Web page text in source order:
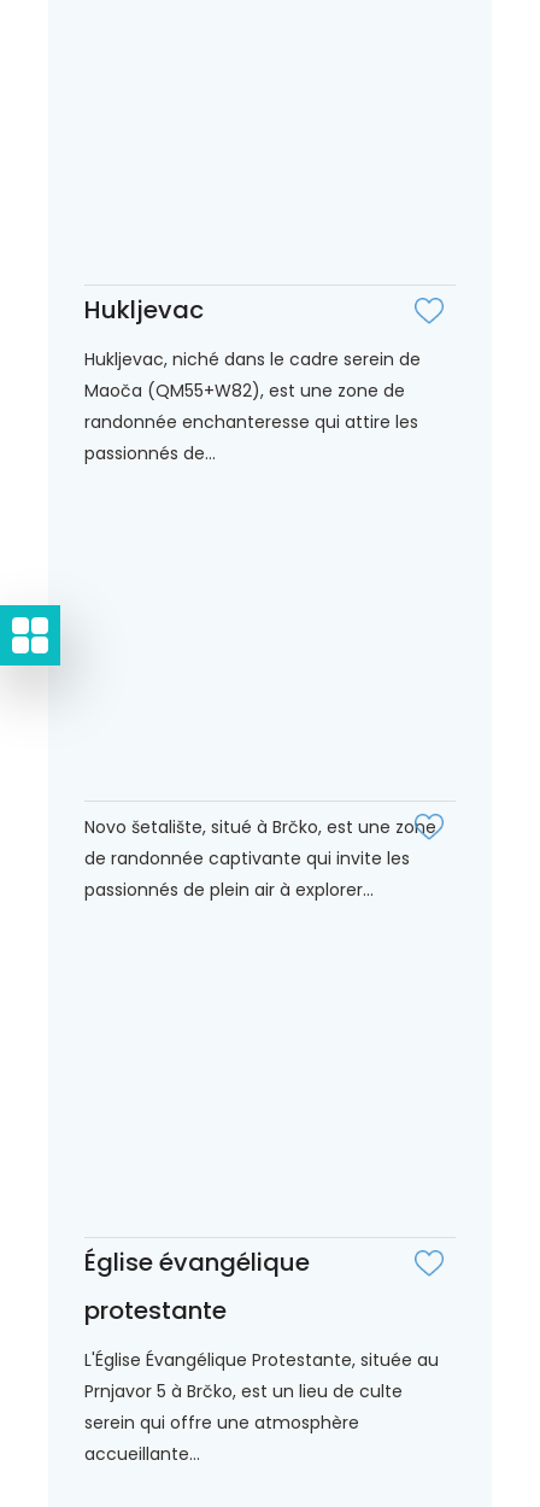
Hukljevac
Hukljevac, niché dans le cadre serein de
Maoča (QM55+W82), est une zone de
randonnée enchanteresse qui attire les
passionnés de...
Novo šetalište, situé à Brčko, est une zone
de randonnée captivante qui invite les
passionnés de plein air à explorer...
Église évangélique
protestante
L'Église Évangélique Protestante, située au
Prnjavor 5 à Brčko, est un lieu de culte
serein qui offre une atmosphère
accueillante...